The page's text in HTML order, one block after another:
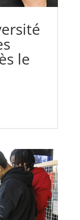
le